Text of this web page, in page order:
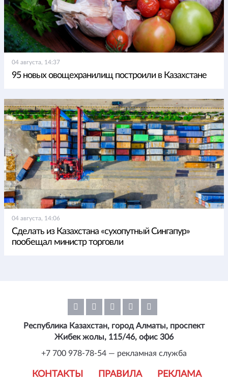
04 августа, 14:37
95 новых овощехранилищ построили в Казахстане
04 августа, 14:06
Сделать из Казахстана «сухопутный Сингапур»
пообещал министр торговли
КОНТАКТЫ ПРАВИЛА РЕКЛАМА
Республика Казахстан, город Алматы, проспект
Жибек жолы, 115/46, офис 306
+7 700 978-78-54 — рекламная служба